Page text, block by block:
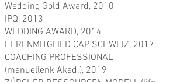
Wedding Gold Award, 2010
IPQ, 2013
WEDDING AWARD, 2014
EHRENMITGLIED CAP SCHWEIZ, 2017
COACHING PROFESSIONAL
(manuellenk Akad.), 2019